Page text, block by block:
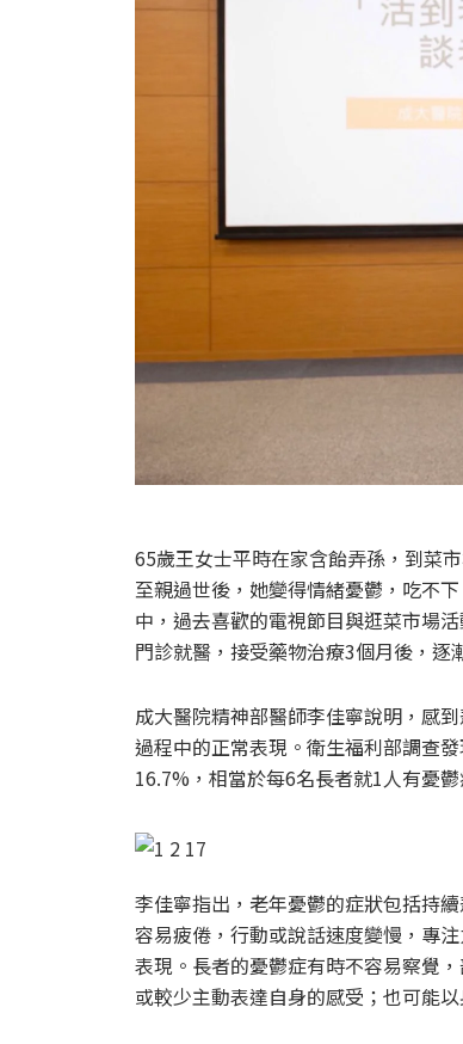
65歲王女士平時在家含飴弄孫，到菜
至親過世後，她變得情緒憂鬱，吃不
中，過去喜歡的電視節目與逛菜市場
門診就醫，接受藥物治療3個月後，逐
成大醫院精神部醫師李佳寧說明，感
過程中的正常表現。衛生福利部調查
16.7%，相當於每6名長者就1人有憂
李佳寧指出，老年憂鬱的症狀包括持
容易疲倦，行動或說話速度變慢，專
表現。長者的憂鬱症有時不容易察覺
或較少主動表達自身的感受；也可能